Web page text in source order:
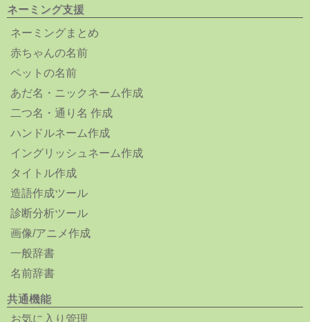
ネーミング支援
ネーミングまとめ
赤ちゃんの名前
ペットの名前
あだ名・ニックネーム作成
二つ名・通り名 作成
ハンドルネーム作成
イングリッシュネーム作成
タイトル作成
造語作成ツール
診断分析ツール
画像/アニメ作成
一般辞書
名前辞書
共通機能
お気に入り管理